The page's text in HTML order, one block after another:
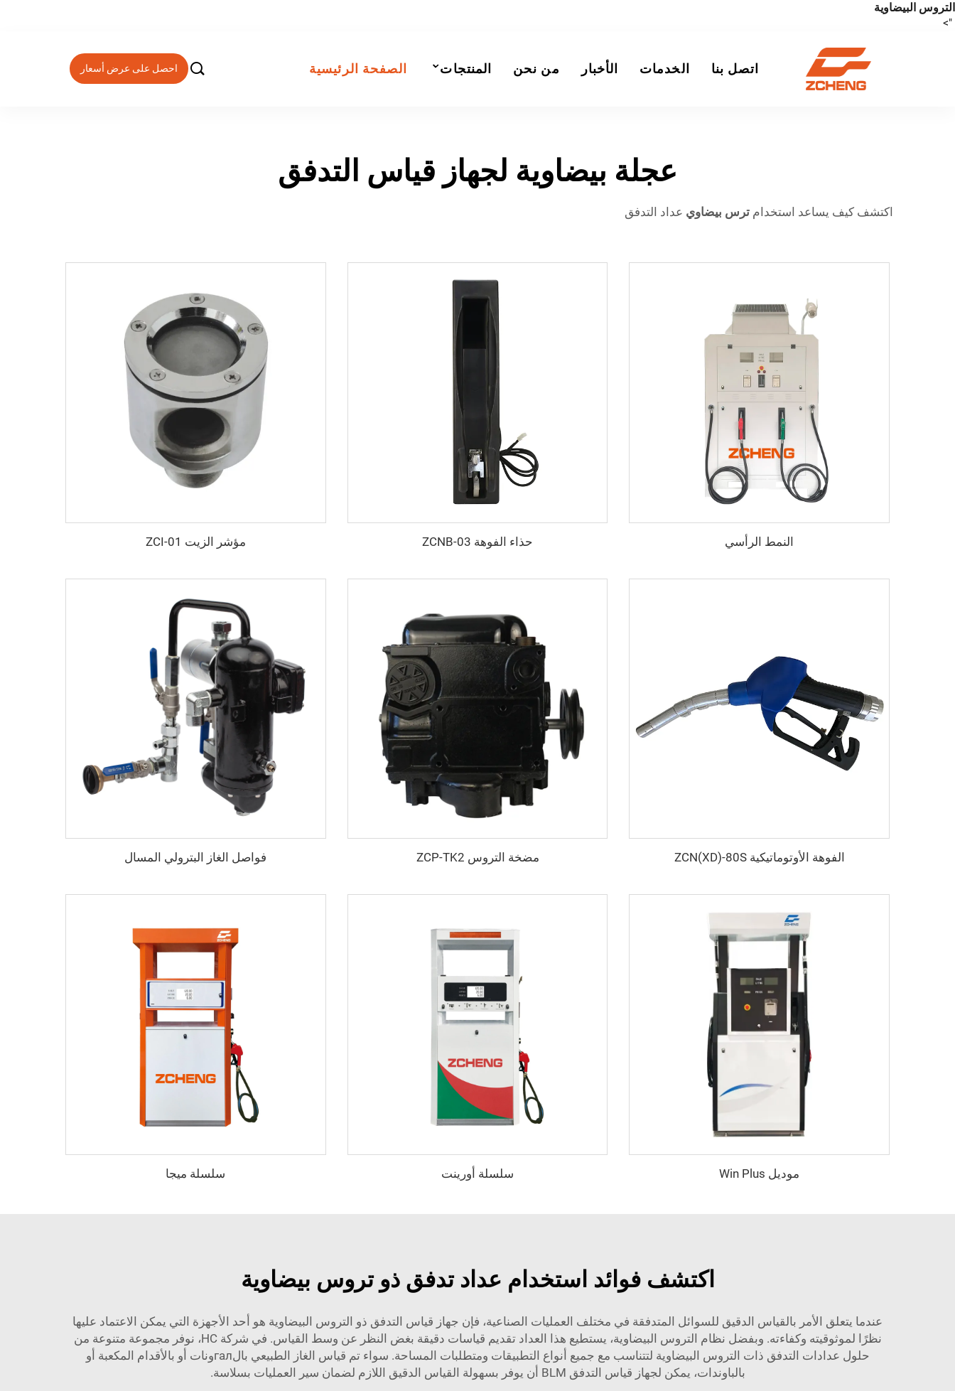
التروس البيضاوية
">
الصفحة الرئيسية المنتجات من نحن الأخبار الخدمات اتصل بنا  احصل على عرض أسعار
عجلة بيضاوية لجهاز قياس التدفق
اكتشف كيف يساعد استخدام ترس بيضاوي عداد التدفق
النمط الرأسي حذاء الفوهة ZCNB-03 مؤشر الزيت ZCI-01
الفوهة الأوتوماتيكية ZCN(XD)-80S مضخة التروس ZCP-TK2 فواصل الغاز البترولي المسال
موديل Win Plus سلسلة أورينت سلسلة ميجا
اكتشف فوائد استخدام عداد تدفق ذو تروس بيضاوية
عندما يتعلق الأمر بالقياس الدقيق للسوائل المتدفقة في مختلف العمليات الصناعية، فإن جهاز قياس التدفق ذو التروس البيضاوية هو أحد الأجهزة التي يمكن الاعتماد عليها
نظرًا لموثوقيته وكفاءته. وبفضل نظام التروس البيضاوية، يستطيع هذا العداد تقديم قياسات دقيقة بغض النظر عن وسط القياس. في شركة HC، نوفر مجموعة متنوعة من
حلول عدادات التدفق ذات التروس البيضاوية لتتناسب مع جميع أنواع التطبيقات ومتطلبات المساحة. سواء تم قياس الغاز الطبيعي بالгалونات أو بالأقدام المكعبة أو
بالباوندات، يمكن لجهاز قياس التدفق BLM أن يوفر بسهولة القياس الدقيق اللازم لضمان سير العمليات بسلاسة.